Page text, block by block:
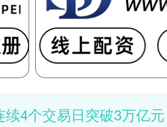
4个交易日突破3万亿元